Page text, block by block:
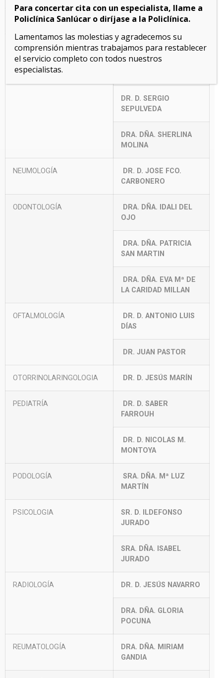
MEDICÍNA ESTÉTICA DR. D. TEÓFILO AZNAR
MEDICINA GENERAL DR. D. KADRI AIACH
DR. D. SERGIO
SEPULVEDA
DRA. DÑA. SHERLINA
MOLINA
NEUMOLOGÍA
DR. D. JOSE FCO.
CARBONERO
ODONTOLOGÍA
DRA. DÑA. IDALI DEL
OJO
DRA. DÑA. PATRICIA
SAN MARTIN
DRA. DÑA. EVA Mª DE
LA CARIDAD MILLAN
OFTALMOLOGÍA
DR. D. ANTONIO LUIS
DÍAS
DR. JUAN PASTOR
OTORRINOLARINGOLOGIA DR. D. JESÚS MARÍN
PEDIATRÍA
DR. D. SABER
FARROUH
DR. D. NICOLAS M.
MONTOYA
PODOLOGÍA
SRA. DÑA. Mª LUZ
MARTÍN
PSICOLOGIA
SR. D. ILDEFONSO
JURADO
SRA. DÑA. ISABEL
JURADO
RADIOLOGÍA DR. D. JESÚS NAVARRO
DRA. DÑA. GLORIA
POCUNA
REUMATOLOGÍA
DRA. DÑA. MIRIAM
GANDIA
Para concertar cita con un especialista, llame a
Policlínica Sanlúcar o diríjase a la Policlínica.
Lamentamos las molestias y agradecemos su
comprensión mientras trabajamos para restablecer
el servicio completo con todos nuestros
especialistas.